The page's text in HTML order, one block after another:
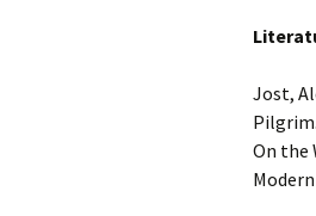
Jost,
On the